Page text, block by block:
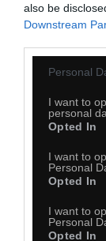
also be
Downstream
Personal
I want to
personal
Opted In
I want to
Personal
Opted In
I want to
Personal
Opted In
Komentuj Dodaj do